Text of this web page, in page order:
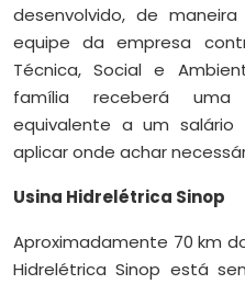
desenvolvido, de
equipe da empresa
Técnica, Social e
família receberá
equivalente a um
aplicar onde achar
Usina Hidrelétrica Sinop
Aproximadamente 70 km
Hidrelétrica Sinop está